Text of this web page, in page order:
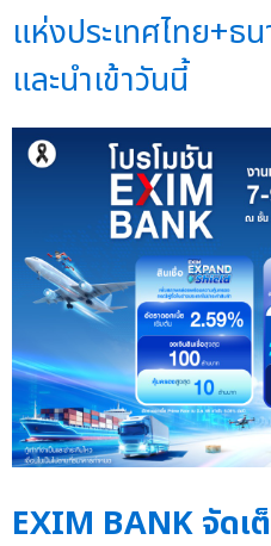
แห่งประเทศไทย+ธ
และนำเข้าวันนี้
EXIM BANK จัดเ